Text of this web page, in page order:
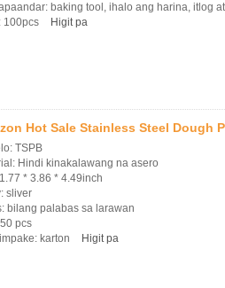
baking tool, ihalo ang harina, itlog
100pcs
Higit pa
Hot Sale Stainless Steel Dough
TSPB
Hindi kinakalawang na asero
* 3.86 * 4.49inch
sliver
bilang palabas sa larawan
pcs
karton
Higit pa